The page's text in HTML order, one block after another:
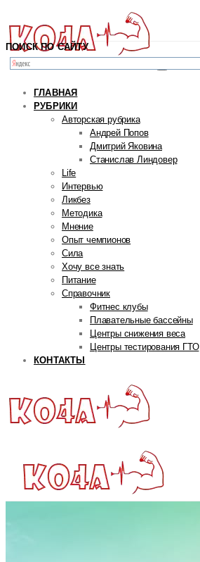
ПОИСК ПО САЙТУ
ГЛАВНАЯ
РУБРИКИ
Авторская рубрика
Андрей Попов
Дмитрий Яковина
Станислав Линдовер
Life
Интервью
Ликбез
Методика
Мнение
Опыт чемпионов
Сила
Хочу все знать
Питание
Справочник
Фитнес клубы
Плавательные бассейны
Центры снижения веса
Центры тестирования ГТО
КОНТАКТЫ